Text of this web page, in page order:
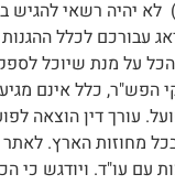
עבורכם לכלל
על מנת שיוכל
הפש"ר, כלל אינם
עורך דין הוצאה
עם עו"ד. ויודגש כי